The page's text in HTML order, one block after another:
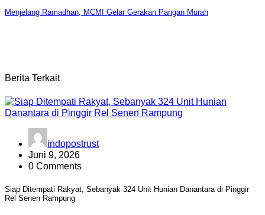
Menjelang Ramadhan, MCMI Gelar Gerakan Pangan Murah
Berita Terkait
indopostrust
Juni 9, 2026
0 Comments
Siap Ditempati Rakyat, Sebanyak 324 Unit Hunian Danantara di Pinggir
Rel Senen Rampung